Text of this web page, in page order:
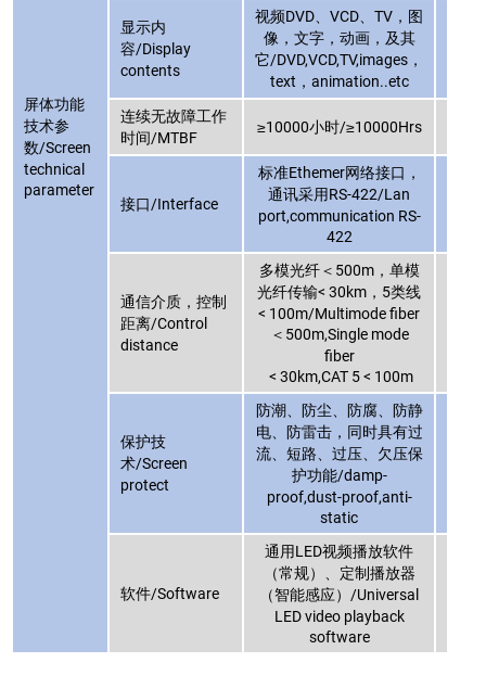
屏体功能
技术参
数/Screen
technical
parameter
显示内
容/Display
contents
视频DVD、VCD、TV，图
像，文字，动画，及其
它/DVD,VCD,TV,images，
text，animation..etc
连续无故障工作
时间/MTBF
≥10000小时/≥10000Hrs
接口/Interface
标准Ethemer网络接口，
通讯采用RS-422/Lan
port,communication RS-
422
通信介质，控制
距离/Control
distance
多模光纤＜500m，单模
光纤传输< 30km，5类线
< 100m/Multimode fiber
＜500m,Single mode
fiber
< 30km,CAT 5 < 100m
保护技
术/Screen
protect
防潮、防尘、防腐、防静
电、防雷击，同时具有过
流、短路、过压、欠压保
护功能/damp-
proof,dust-proof,anti-
static
软件/Software
通用LED视频播放软件
（常规）、定制播放器
（智能感应）/Universal
LED video playback
software